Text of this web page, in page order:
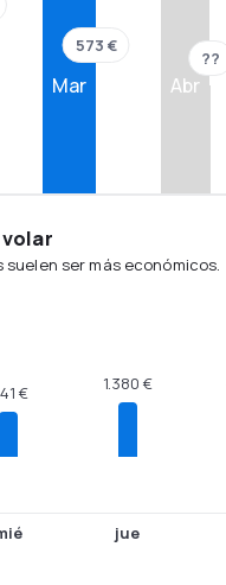
Mar
573 €
Abr
??
volar
suelen ser más económicos.
€ 1.380 €
jue